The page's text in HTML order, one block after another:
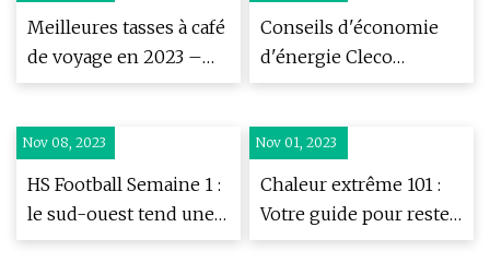
commerciale
audacieuse
Patrick Mahomes
Meilleures tasses à café
de voyage en 2023 –
testées et notées
Conseils d'économie
d'énergie Cleco
Entergy de la
Nov 08, 2023
HS Football Semaine 1 :
le sud-ouest tend une
embuscade à Gillespie ;
Nov 01, 2023
Chaleur extrême 101 :
Votre guide pour rester
en sécurité et rester au